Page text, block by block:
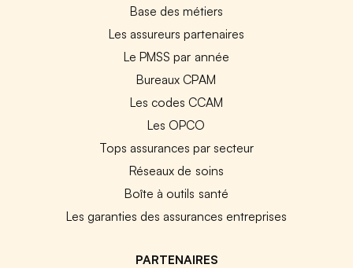
Base des métiers
Les assureurs partenaires
Le PMSS par année
Bureaux CPAM
Les codes CCAM
Les OPCO
Tops assurances par secteur
Réseaux de soins
Boîte à outils santé
Les garanties des assurances entreprises
PARTENAIRES